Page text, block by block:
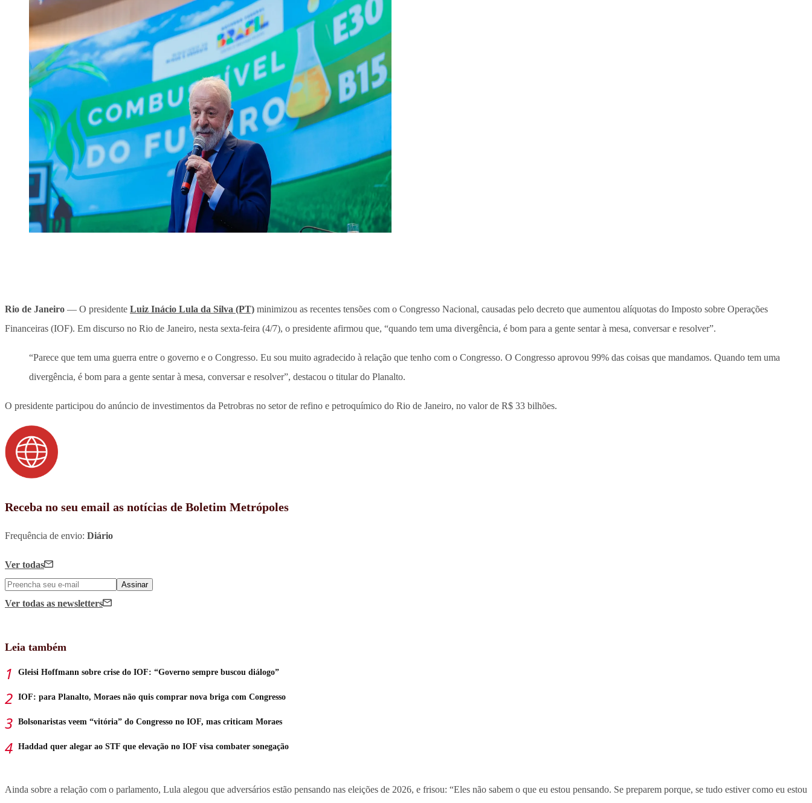
Rio de Janeiro — O presidente Luiz Inácio Lula da Silva (PT) minimizou as recentes tensões com o Congresso Nacional, causadas pelo decreto que aumentou alíquotas do Imposto sobre Operações
Financeiras (IOF). Em discurso no Rio de Janeiro, nesta sexta-feira (4/7), o presidente afirmou que, “quando tem uma divergência, é bom para a gente sentar à mesa, conversar e resolver”.
“Parece que tem uma guerra entre o governo e o Congresso. Eu sou muito agradecido à relação que tenho com o Congresso. O Congresso aprovou 99% das coisas que mandamos. Quando tem uma
divergência, é bom para a gente sentar à mesa, conversar e resolver”, destacou o titular do Planalto.
O presidente participou do anúncio de investimentos da Petrobras no setor de refino e petroquímico do Rio de Janeiro, no valor de R$ 33 bilhões.
Receba no seu email as notícias de Boletim Metrópoles
Frequência de envio: Diário
Ver todas
Assinar
Ver todas as newsletters
Leia também
Gleisi Hoffmann sobre crise do IOF: “Governo sempre buscou diálogo”
IOF: para Planalto, Moraes não quis comprar nova briga com Congresso
Bolsonaristas veem “vitória” do Congresso no IOF, mas criticam Moraes
Haddad quer alegar ao STF que elevação no IOF visa combater sonegação
Ainda sobre a relação com o parlamento, Lula alegou que adversários estão pensando nas eleições de 2026, e frisou: “Eles não sabem o que eu estou pensando. Se preparem porque, se tudo estiver como eu estou